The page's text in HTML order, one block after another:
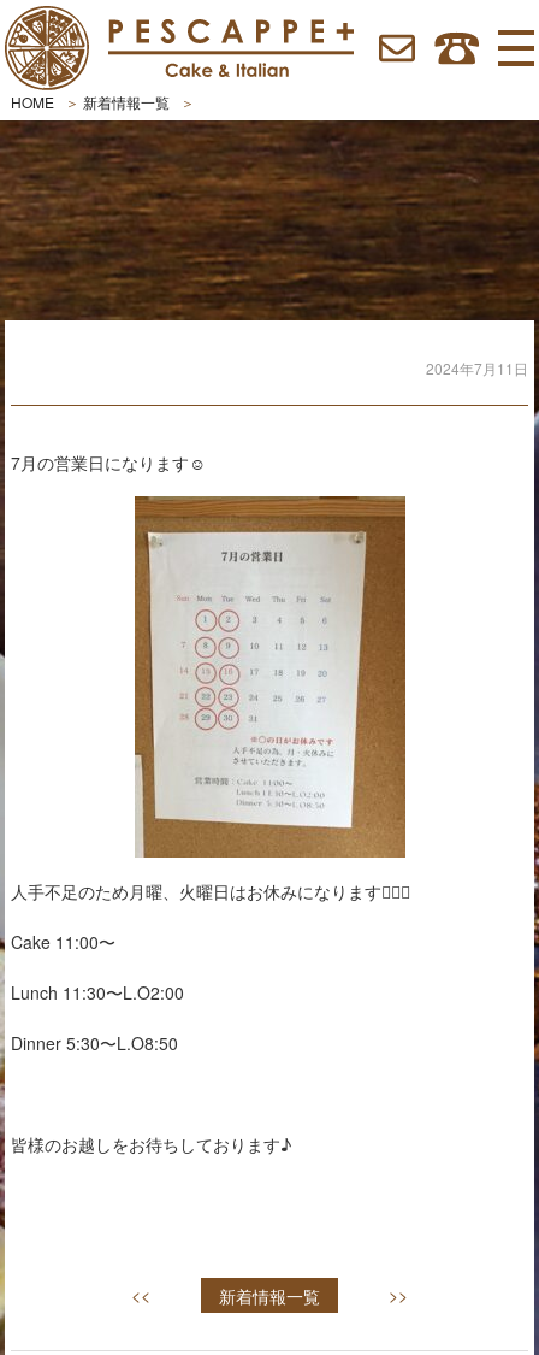
HOME 新着情報一覧
2024年7月11日
7月の営業日になります☺︎
人手不足のため月曜、火曜日はお休みになります🙇🏻‍♀️
Cake 11:00〜
Lunch 11:30〜L.O2:00
Dinner 5:30〜L.O8:50
皆様のお越しをお待ちしております♪
<< 新着情報一覧 >>